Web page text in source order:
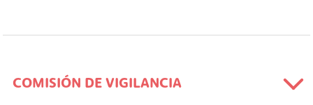
COMISIÓN DE VIGILANCIA